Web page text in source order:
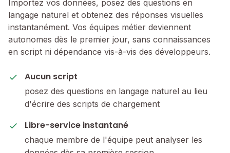
Importez vos données, posez des questions en
langage naturel et obtenez des réponses visuelles
instantanément. Vos équipes métier deviennent
autonomes dès le premier jour, sans connaissances
en script ni dépendance vis-à-vis des développeurs.
Aucun script
posez des questions en langage naturel au lieu
d'écrire des scripts de chargement
Libre-service instantané
chaque membre de l'équipe peut analyser les